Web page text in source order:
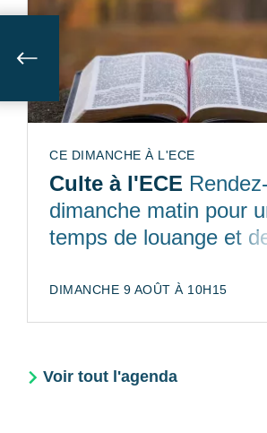
CE DIMANCHE À L'ECE
Culte à l'ECE
dimanche matin pour
temps de louange et
DIMANCHE 9 AOÛT À 10H15
Suivant
Voir tout l'agenda